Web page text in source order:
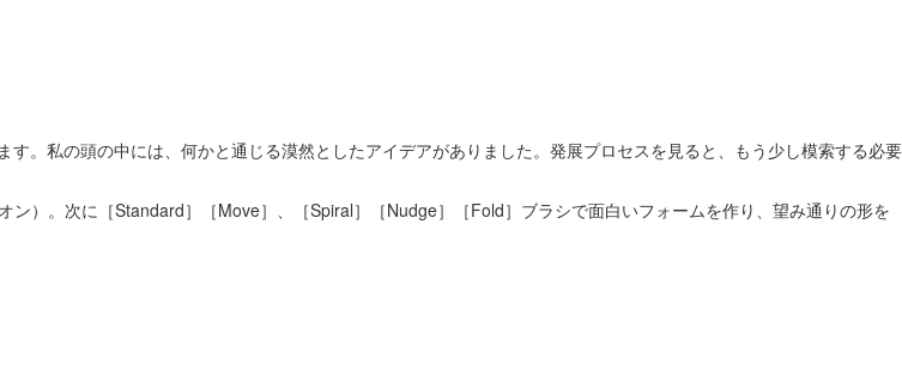
。私の頭の中には、何かと通じる漠然としたアイデアがありました。発展プロセスを見ると、もう少し模索する必要
）。次に［Standard］［Move］、［Spiral］［Nudge］［Fold］ブラシで面白いフォームを作り、望み通りの形を